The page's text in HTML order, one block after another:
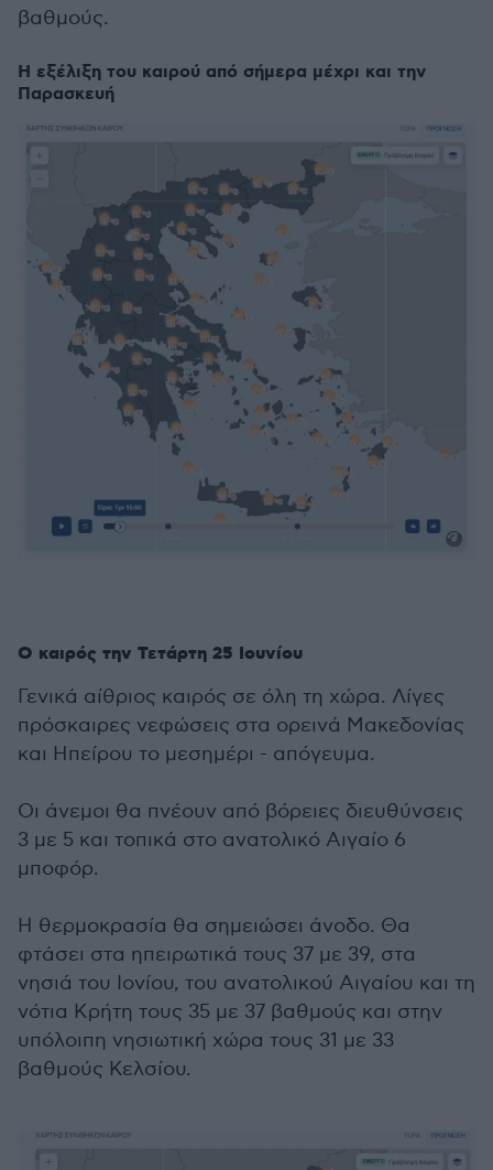
βαθμούς.
Η εξέλιξη του καιρού από σήμερα μέχρι και την
Παρασκευή
Ο καιρός την Τετάρτη 25 Ιουνίου
Γενικά αίθριος καιρός σε όλη τη χώρα. Λίγες
πρόσκαιρες νεφώσεις στα ορεινά Μακεδονίας
και Ηπείρου το μεσημέρι - απόγευμα.
Οι άνεμοι θα πνέουν από βόρειες διευθύνσεις
3 με 5 και τοπικά στο ανατολικό Αιγαίο 6
μποφόρ.
Η θερμοκρασία θα σημειώσει άνοδο. Θα
φτάσει στα ηπειρωτικά τους 37 με 39, στα
νησιά του Ιονίου, του ανατολικού Αιγαίου και τη
νότια Κρήτη τους 35 με 37 βαθμούς και στην
υπόλοιπη νησιωτική χώρα τους 31 με 33
βαθμούς Κελσίου.